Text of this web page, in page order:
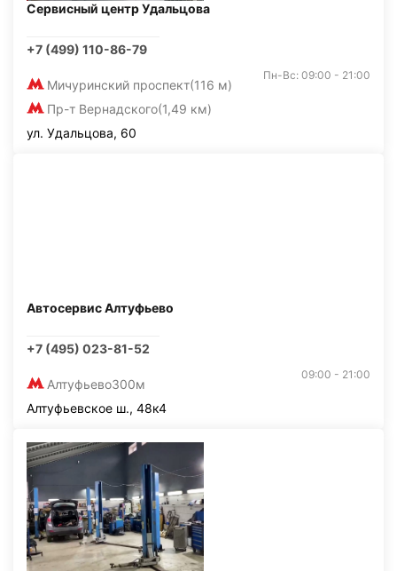
Сервисный центр Удальцова
+7 (499) 110-86-79
Мичуринский проспект(116 м)
Пр-т Вернадского(1,49 км)
Пн-Вс: 09:00 - 21:00
ул. Удальцова, 60
Автосервис Алтуфьево
+7 (495) 023-81-52
Алтуфьево300м
09:00 - 21:00
Алтуфьевское ш., 48к4